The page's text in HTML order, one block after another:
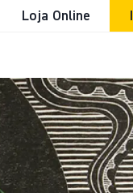
Loja Online